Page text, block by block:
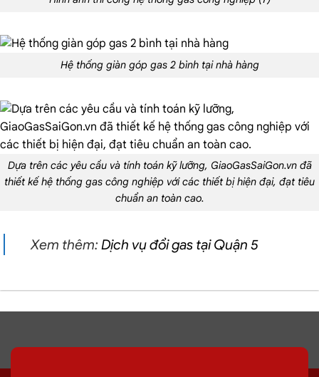
Hệ thống giàn góp gas 2 bình tại nhà hàng
Dựa trên các yêu cầu và tính toán kỹ lưỡng, GiaoGasSaiGon.vn đã
thiết kế hệ thống gas công nghiệp với các thiết bị hiện đại, đạt tiêu
chuẩn an toàn cao.
Xem thêm: Dịch vụ đổi gas tại Quận 5